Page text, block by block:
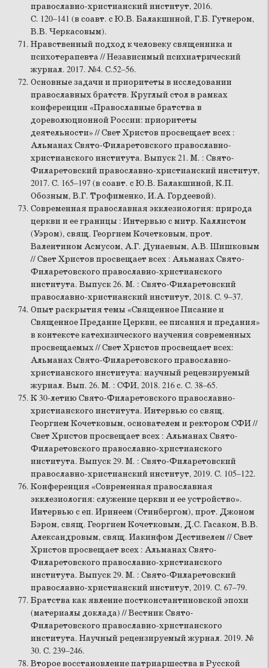
православно-христианский институт, 2016.
С. 120–141 (в соавт. с Ю.В. Балакшиной, Г.Б. Гутнером,
В.В. Черкасовым).
Нравственный подход к человеку священника и
психотерапевта // Независимый психиатрический
журнал. 2017. №4. С.52–56.
Основные задачи и приоритеты в исследовании
православных братств. Круглый стол в рамках
конференции «Православные братства в
дореволюционной России: приоритеты
деятельности» // Свет Христов просвещает всех :
Альманах Свято-Филаретовского православно-
христианского института. Выпуск 21. М. : Свято-
Филаретовский православно-христианский институт,
2017. С. 165–197 (в соавт. с Ю.В. Балакшиной, К.П.
Обозным, В.Г. Трофименко, И.А. Гордеевой).
Современная православная экклезиология: природа
церкви и ее границы : Интервью с митр. Каллистом
(Уэром), свящ. Георгием Кочетковым, прот.
Валентином Асмусом, А.Г. Дунаевым, А.В. Шишковым
// Свет Христов просвещает всех : Альманах Свято-
Филаретовского православно-христианского
института. Выпуск 26. М. : Свято-Филаретовский
православно-христианский институт, 2018. С. 9–37.
Опыт раскрытия темы «Священное Писание и
Священное Предание Церкви, ее писания и предания»
в контексте катехизического научения современных
просвещаемых // Свет Христов просвещает всех:
Альманах Свято-Филаретовского православно-
христианского института: научный рецензируемый
журнал. Вып. 26. М. : СФИ, 2018. 216 с. С. 38–65.
К 30-летию Свято-Филаретовского православно-
христианского института. Интервью со свящ.
Георгием Кочетковым, основателем и ректором СФИ //
Свет Христов просвещает всех : Альманах Свято-
Филаретовского православно-христианского
института. Выпуск 29. М. : Свято-Филаретовский
православно-христианский институт, 2019. С. 105–122.
Конференция «Современная православная
экклезиология: служение церкви и ее устройство».
Интервью с еп. Иринеем (Стинбергом), прот. Джоном
Бэром, свящ. Георгием Кочетковым, Д.С. Гасаком, В.В.
Александровым, свящ. Иакинфом Дестивелем // Свет
Христов просвещает всех : Альманах Свято-
Филаретовского православно-христианского
института. Выпуск 29. М. : Свято-Филаретовский
православно-христианский институт, 2019. С. 67–79.
Братства как явление постконстантиновской эпохи
(материалы доклада) // Вестник Свято-
Филаретовского православно-христианского
института. Научный рецензируемый журнал. 2019. №
30. С. 239–246.
Второе восстановление патриаршества в Русской